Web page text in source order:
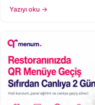
Yazıyı oku →